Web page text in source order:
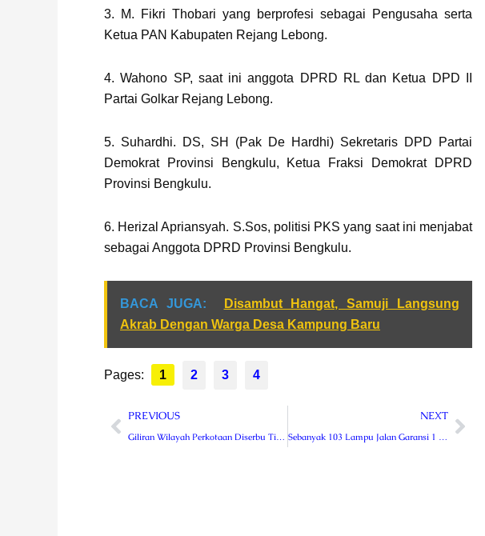
3. M. Fikri Thobari yang berprofesi sebagai Pengusaha serta
Ketua PAN Kabupaten Rejang Lebong.
4. Wahono SP, saat ini anggota DPRD RL dan Ketua DPD II
Partai Golkar Rejang Lebong.
5. Suhardhi. DS, SH (Pak De Hardhi) Sekretaris DPD Partai
Demokrat Provinsi Bengkulu, Ketua Fraksi Demokrat DPRD
Provinsi Bengkulu.
6. Herizal Apriansyah. S.Sos, politisi PKS yang saat ini menjabat
sebagai Anggota DPRD Provinsi Bengkulu.
BACA JUGA:
Disambut Hangat, Samuji Langsung
Akrab Dengan Warga Desa Kampung Baru
Pages: 1 2 3 4
Prev
PREVIOUS
Giliran Wilayah Perkotaan Diserbu Tim Fogging Putra Mas
NEXT
Sebanyak 103 Lampu Jalan Garansi 1 Periode Dipasang
Next